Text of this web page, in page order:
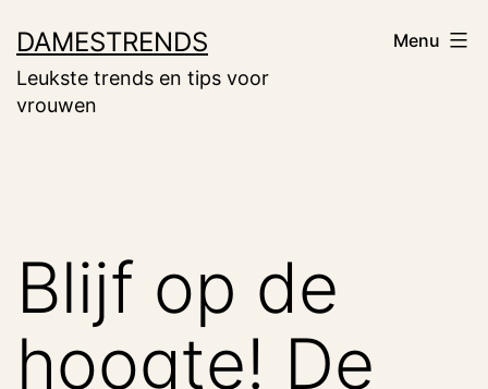
naar
de
DAMESTRENDS
Leukste trends en tips voor
vrouwen
Menu
Blijf op de
hoogte! De